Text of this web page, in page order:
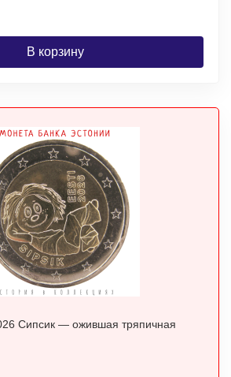
В корзину
Сипсик — ожившая тряпичная